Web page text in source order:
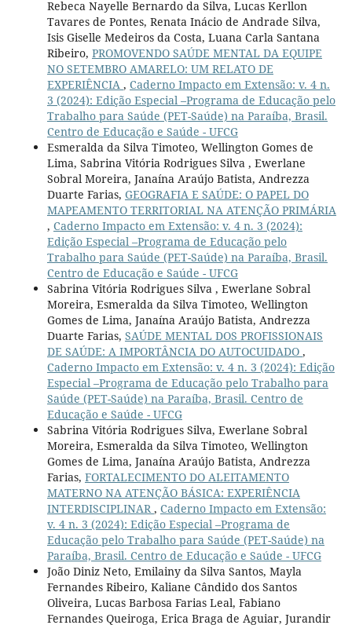
Rebeca Nayelle Bernardo da Silva, Lucas Kerllon
Tavares de Pontes, Renata Inácio de Andrade Silva,
Isis Giselle Medeiros da Costa, Luana Carla Santana
Ribeiro, PROMOVENDO SAÚDE MENTAL DA EQUIPE
NO SETEMBRO AMARELO: UM RELATO DE
EXPERIÊNCIA , Caderno Impacto em Extensão: v. 4 n.
3 (2024): Edição Especial –Programa de Educação pelo
Trabalho para Saúde (PET-Saúde) na Paraíba, Brasil.
Centro de Educação e Saúde - UFCG
Esmeralda da Silva Timoteo, Wellington Gomes de
Lima, Sabrina Vitória Rodrigues Silva , Ewerlane
Sobral Moreira, Janaína Araújo Batista, Andrezza
Duarte Farias, GEOGRAFIA E SAÚDE: O PAPEL DO
MAPEAMENTO TERRITORIAL NA ATENÇÃO PRIMÁRIA
, Caderno Impacto em Extensão: v. 4 n. 3 (2024):
Edição Especial –Programa de Educação pelo
Trabalho para Saúde (PET-Saúde) na Paraíba, Brasil.
Centro de Educação e Saúde - UFCG
Sabrina Vitória Rodrigues Silva , Ewerlane Sobral
Moreira, Esmeralda da Silva Timoteo, Wellington
Gomes de Lima, Janaína Araújo Batista, Andrezza
Duarte Farias, SAÚDE MENTAL DOS PROFISSIONAIS
DE SAÚDE: A IMPORTÂNCIA DO AUTOCUIDADO ,
Caderno Impacto em Extensão: v. 4 n. 3 (2024): Edição
Especial –Programa de Educação pelo Trabalho para
Saúde (PET-Saúde) na Paraíba, Brasil. Centro de
Educação e Saúde - UFCG
Sabrina Vitória Rodrigues Silva, Ewerlane Sobral
Moreira, Esmeralda da Silva Timoteo, Wellington
Gomes de Lima, Janaína Araújo Batista, Andrezza
Farias, FORTALECIMENTO DO ALEITAMENTO
MATERNO NA ATENÇÃO BÁSICA: EXPERIÊNCIA
INTERDISCIPLINAR , Caderno Impacto em Extensão:
v. 4 n. 3 (2024): Edição Especial –Programa de
Educação pelo Trabalho para Saúde (PET-Saúde) na
Paraíba, Brasil. Centro de Educação e Saúde - UFCG
João Diniz Neto, Emilainy da Silva Santos, Mayla
Fernandes Ribeiro, Kaliane Cândido dos Santos
Oliveira, Lucas Barbosa Farias Leal, Fabiano
Fernandes Queiroga, Erica Braga de Aguiar, Jurandir